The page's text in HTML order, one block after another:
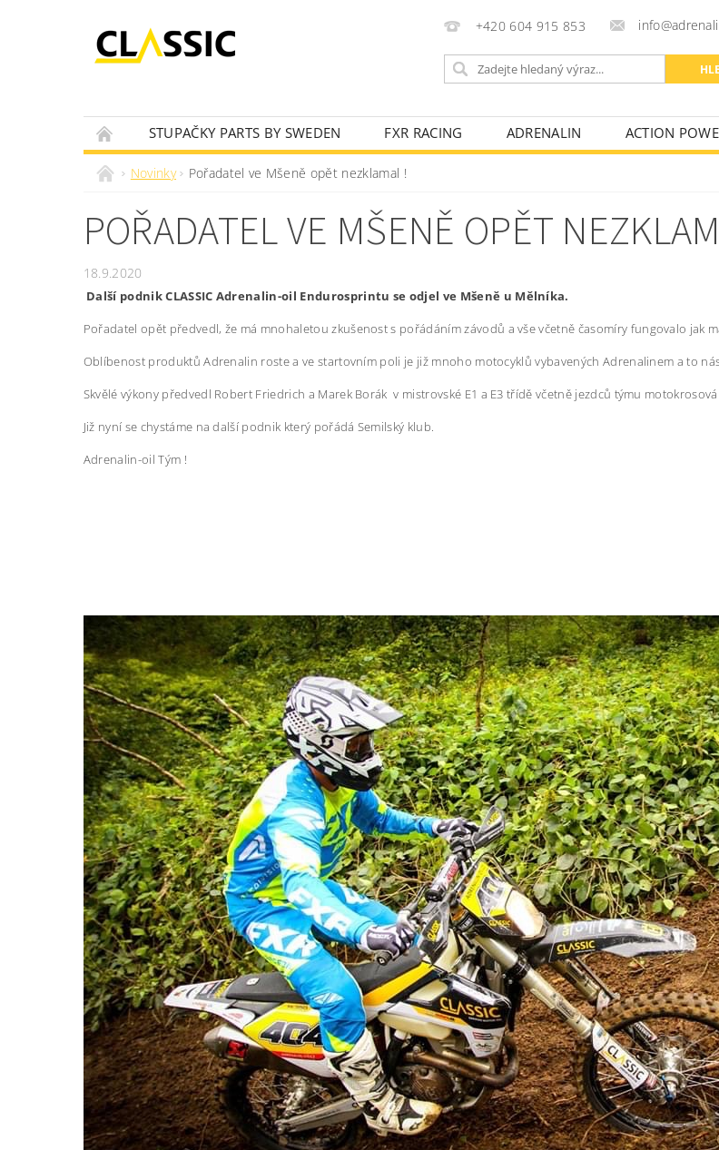
+420 604 915 853
STUPAČKY PARTS BY SWEDEN FXR RACING ADRENALIN ACTION
OLEJOVÝ VYHLEDÁVAČ
NOVINKY KONTAKTY
Novinky Pořadatel ve Mšeně opět nezklamal !
POŘADATEL VE MŠENĚ OPĚT
18.9.2020
Další podnik CLASSIC Adrenalin-oil Endurosprintu se odjel ve Mšeně u Mělníka.
Pořadatel opět předvedl, že má mnohaletou zkušenost s pořádáním závodů a vše včetně časomíry fungovalo jak
Oblíbenost produktů Adrenalin roste a ve startovním poli je již mnoho motocyklů vybavených Adrenalinem a to
Skvělé výkony předvedl Robert Friedrich a Marek Borák v mistrovské E1 a E3 třídě včetně jezdců týmu
Již nyní se chystáme na další podnik který pořádá Semilský klub.
Adrenalin-oil Tým !